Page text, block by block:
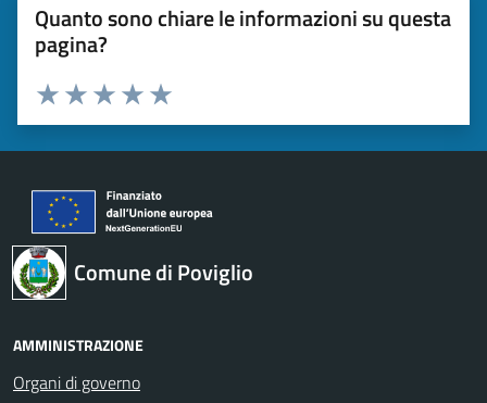
Quanto sono chiare le informazioni su questa
pagina?
Valuta 5 stelle su 5
Valuta 4 stelle su 5
Valuta 3 stelle su 5
Valuta 2 stelle su 5
Valuta 1 stelle su 5
Comune di Poviglio
AMMINISTRAZIONE
Organi di governo